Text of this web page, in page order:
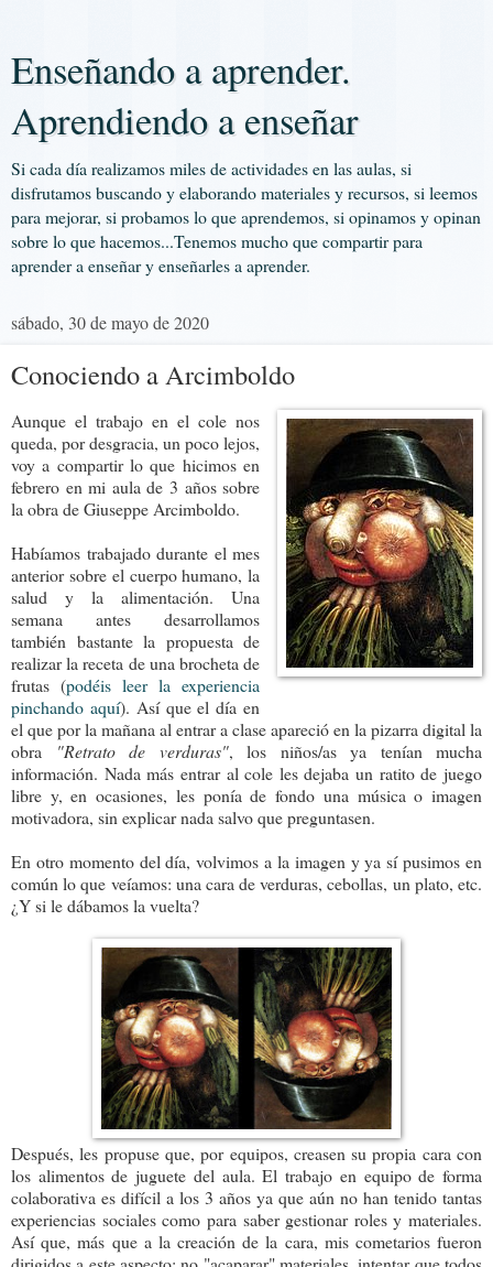
Enseñando a aprender.
Aprendiendo a enseñar
Si cada día realizamos miles de actividades en las aulas, si
disfrutamos buscando y elaborando materiales y recursos, si leemos
para mejorar, si probamos lo que aprendemos, si opinamos y opinan
sobre lo que hacemos...Tenemos mucho que compartir para
aprender a enseñar y enseñarles a aprender.
sábado, 30 de mayo de 2020
Conociendo a Arcimboldo
Aunque el trabajo en el cole nos
queda, por desgracia, un poco lejos,
voy a compartir lo que hicimos en
febrero en mi aula de 3 años sobre
la obra de Giuseppe Arcimboldo.
Habíamos trabajado durante el mes
anterior sobre el cuerpo humano, la
salud y la alimentación. Una
semana antes desarrollamos
también bastante la propuesta de
realizar la receta de una brocheta de
frutas (podéis leer la experiencia
pinchando aquí). Así que el día en
el que por la mañana al entrar a clase apareció en la pizarra digital la
obra
"Retrato de verduras", los niños/as ya tenían mucha
información. Nada más entrar al cole les dejaba un ratito de juego
libre y, en ocasiones, les ponía de fondo una música o imagen
motivadora, sin explicar nada salvo que preguntasen.
En otro momento del día, volvimos a la imagen y ya sí pusimos en
común lo que veíamos: una cara de verduras, cebollas, un plato, etc.
¿Y si le dábamos la vuelta?
Después, les propuse que, por equipos, creasen su propia cara con
los alimentos de juguete del aula. El trabajo en equipo de forma
colaborativa es difícil a los 3 años ya que aún no han tenido tantas
experiencias sociales como para saber gestionar roles y materiales.
Así que, más que a la creación de la cara, mis cometarios fueron